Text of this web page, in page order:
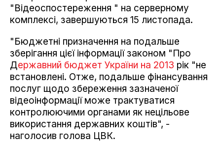
"Відеоспостереження " на серверному
комплексі, завершуються 15 листопада.
"Бюджетні призначення на подальше
зберігання цієї інформації законом "Про
Державний бюджет України на 2013 рік "не
встановлені. Отже, подальше фінансування
послуг щодо збереження зазначеної
відеоінформації може трактуватися
контролюючими органами як нецільове
використання державних коштів", -
наголосив голова ЦВК.